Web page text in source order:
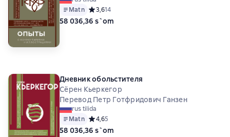
Matn Средний рейтинг 3,6 на основе 14 оценок
3,614
58 036,36 s`om
Дневник обольстителя
Сёрен Кьеркегор
Перевод Петр Готфридович Ганзен
rus tilida
Matn Средний рейтинг 4,6 на основе 5 оценок
4,65
58 036,36 s`om